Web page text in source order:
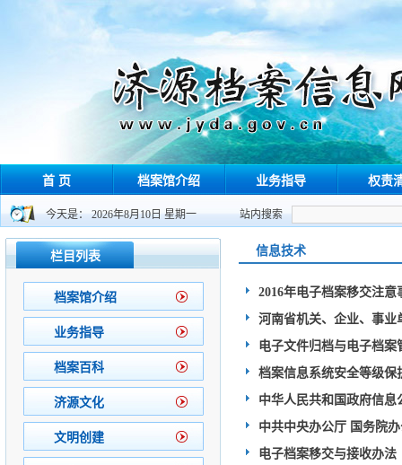
首 页 档案馆介绍 业务指导 权责
今天是： 2026年8月10日 星期一 站内搜索
栏目列表
档案馆介绍
业务指导
档案百科
济源文化
文明创建
信息技术
2016年电子档案移交注意
河南省机关、企业、事
电子文件归档与电子档案
档案信息系统安全等级保
中华人民共和国政府信息
中共中央办公厅 国务院
电子档案移交与接收办法